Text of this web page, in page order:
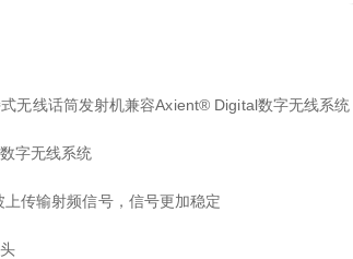
无线话筒发射机兼容Axient® Digital数字无线系统
字无线系统
传输射频信号，信号更加稳定